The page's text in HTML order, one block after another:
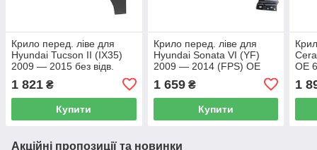
Крило перед. ліве для
Hyundai Tucson II (IX35)
2009 — 2015 без відв.
663112S000
1 821 ₴
Купити
Крило перед. ліве для
Hyundai Sonata VI (YF)
2009 — 2014 (FPS) OE
1 659₴
Купити
OE
1
Акційні пропозиції та новинки